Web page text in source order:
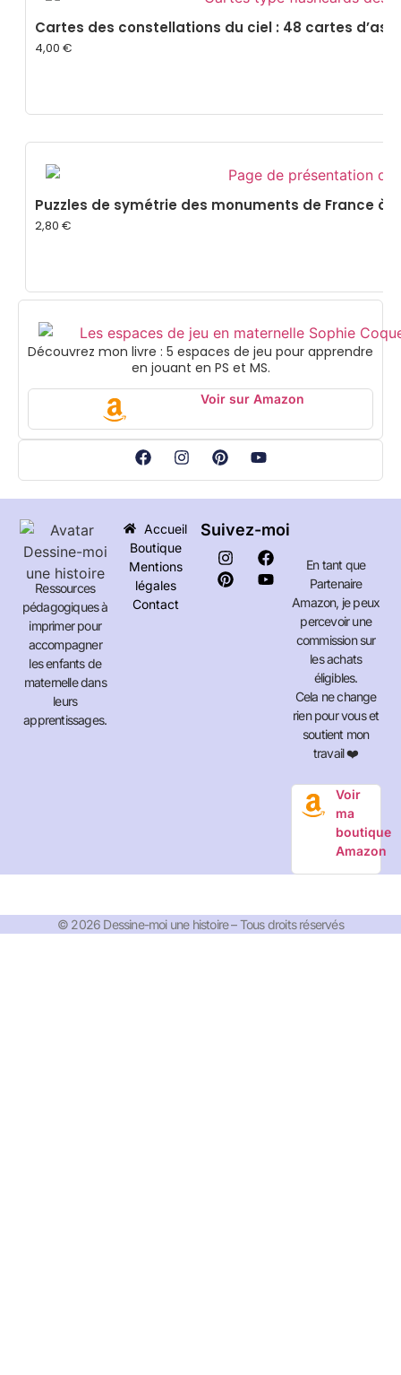
Cartes des constellations du ciel : 48 cartes
4,00 €
Puzzles de symétrie des monuments de France à
2,80 €
Découvrez mon livre : 5 espaces de jeu pour apprendre
en jouant en PS et MS.
Voir sur Amazon
Ressources
pédagogiques à
imprimer pour
accompagner
les enfants de
maternelle dans
leurs
apprentissages.
Accueil
Boutique
Mentions
légales
Contact
Suivez-moi
En tant que
Partenaire
Amazon, je peux
percevoir une
commission sur
les achats
éligibles.
Cela ne change
rien pour vous et
soutient mon
travail ❤️
Voir
ma
boutique
Amazon
© 2026 Dessine-moi une histoire – Tous droits réservés